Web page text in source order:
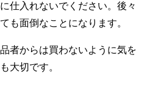
仕入れないでください。後々
も面倒なことになります。
者からは買わないように気を
大切です。